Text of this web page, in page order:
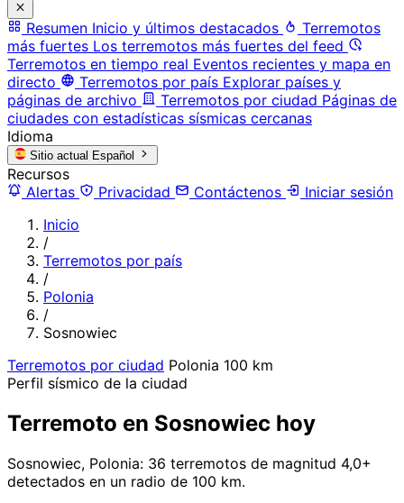
Resumen Inicio y últimos destacados
Terremotos
más fuertes Los terremotos más fuertes del feed
Terremotos en tiempo real Eventos recientes y mapa en
directo
Terremotos por país Explorar países y
páginas de archivo
Terremotos por ciudad Páginas de
ciudades con estadísticas sísmicas cercanas
Idioma
Sitio actual Español
Recursos
Alertas
Privacidad Contáctenos
Iniciar sesión
Inicio
/
Terremotos por país
/
Polonia
/
Sosnowiec
Terremotos por ciudad Polonia 100 km
Perfil sísmico de la ciudad
Terremoto en Sosnowiec hoy
Sosnowiec, Polonia: 36 terremotos de magnitud 4,0+
detectados en un radio de 100 km.